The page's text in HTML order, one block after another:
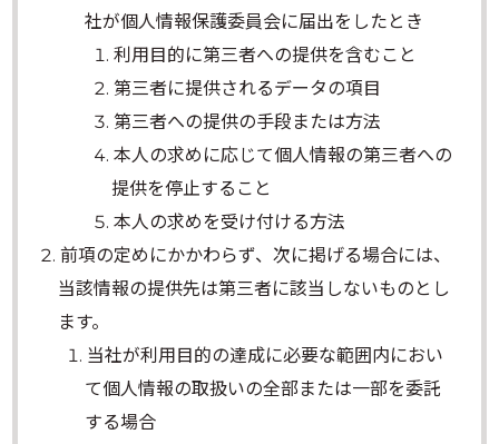
社が個人情報保護委員会に届出をしたとき
利用目的に第三者への提供を含むこと
第三者に提供されるデータの項目
第三者への提供の手段または方法
本人の求めに応じて個人情報の第三者への
提供を停止すること
本人の求めを受け付ける方法
前項の定めにかかわらず、次に掲げる場合には、
当該情報の提供先は第三者に該当しないものとし
ます。
当社が利用目的の達成に必要な範囲内におい
て個人情報の取扱いの全部または一部を委託
する場合